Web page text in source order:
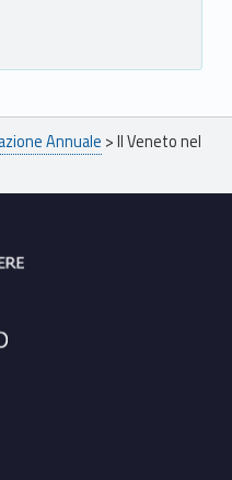
Annuale >Il Veneto nel